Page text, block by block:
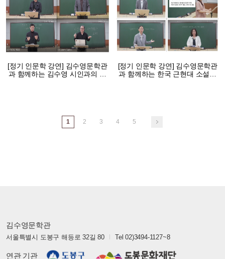
[정기 인문학 강연] 김수영문학관
과 함께하는 김수영 시인과의 산
[정기 인문학 강연] 김수영문학관
과 함께하는 한국 근현대 소설가
1 2 3 4 5
김수영문학관
서울특별시 도봉구 해등로 32길 80 Tel 02)3494-1127~8
연관 기관